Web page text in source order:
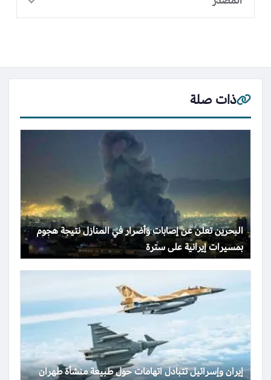
ذات صلة
البحرين تعلن عن إصابات وأضرار في المنازل نتيجة هجوم
بمسيرات إيرانية على سترة
إيران وإسرائيل تتبادل اتهامات حول طبيعة منشأة طهران